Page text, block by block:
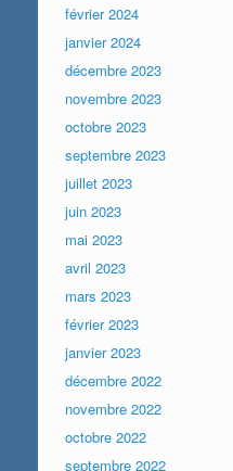
février 2024
janvier 2024
décembre 2023
novembre 2023
octobre 2023
septembre 2023
juillet 2023
juin 2023
mai 2023
avril 2023
mars 2023
février 2023
janvier 2023
décembre 2022
novembre 2022
octobre 2022
septembre 2022